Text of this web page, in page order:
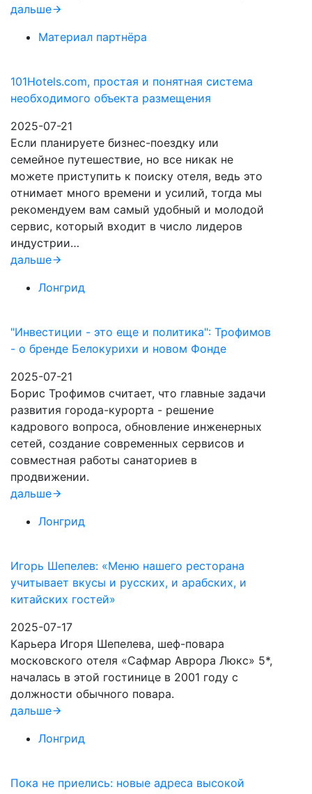
дальше
Материал партнёра
101Hotels.com, простая и понятная система
необходимого объекта размещения
2025-07-21
Если планируете бизнес-поездку или
семейное путешествие, но все никак не
можете приступить к поиску отеля, ведь это
отнимает много времени и усилий, тогда мы
рекомендуем вам самый удобный и молодой
сервис, который входит в число лидеров
индустрии…
дальше
Лонгрид
"Инвестиции - это еще и политика": Трофимов
- о бренде Белокурихи и новом Фонде
2025-07-21
Борис Трофимов считает, что главные задачи
развития города-курорта - решение
кадрового вопроса, обновление инженерных
сетей, создание современных сервисов и
совместная работы санаториев в
продвижении.
дальше
Лонгрид
Игорь Шепелев: «Меню нашего ресторана
учитывает вкусы и русских, и арабских, и
китайских гостей»
2025-07-17
Карьера Игоря Шепелева, шеф-повара
московского отеля «Сафмар Аврора Люкс» 5*,
началась в этой гостинице в 2001 году с
должности обычного повара.
дальше
Лонгрид
Пока не приелись: новые адреса высокой